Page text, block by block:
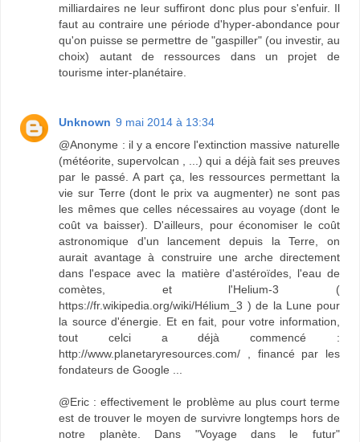
milliardaires ne leur suffiront donc plus pour s'enfuir. Il
faut au contraire une période d'hyper-abondance pour
qu'on puisse se permettre de "gaspiller" (ou investir, au
choix) autant de ressources dans un projet de
tourisme inter-planétaire.
Unknown 9 mai 2014 à 13:34
@Anonyme : il y a encore l'extinction massive naturelle
(météorite, supervolcan , ...) qui a déjà fait ses preuves
par le passé. A part ça, les ressources permettant la
vie sur Terre (dont le prix va augmenter) ne sont pas
les mêmes que celles nécessaires au voyage (dont le
coût va baisser). D'ailleurs, pour économiser le coût
astronomique d'un lancement depuis la Terre, on
aurait avantage à construire une arche directement
dans l'espace avec la matière d'astéroïdes, l'eau de
comètes, et l'Helium-3 (
https://fr.wikipedia.org/wiki/Hélium_3 ) de la Lune pour
la source d'énergie. Et en fait, pour votre information,
tout celci a déjà commencé :
http://www.planetaryresources.com/ , financé par les
fondateurs de Google ...
@Eric : effectivement le problème au plus court terme
est de trouver le moyen de survivre longtemps hors de
notre planète. Dans "Voyage dans le futur"